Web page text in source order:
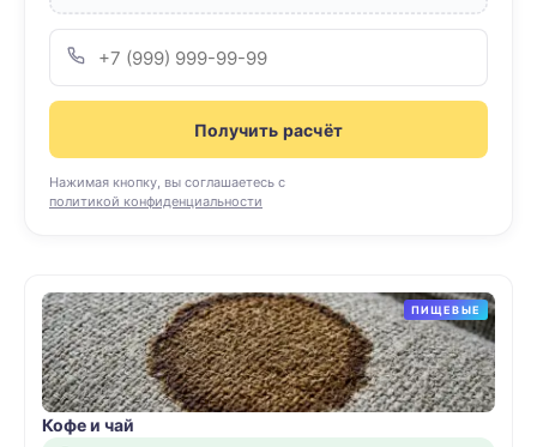
Получить расчёт
Нажимая кнопку, вы соглашаетесь с
политикой конфиденциальности
ПИЩЕВЫЕ
Кофе и чай